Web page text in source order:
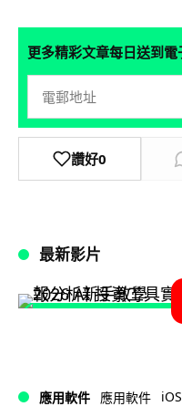
更多精彩文章每日送到電
讚好0
最新影片
應用軟件 應用軟件